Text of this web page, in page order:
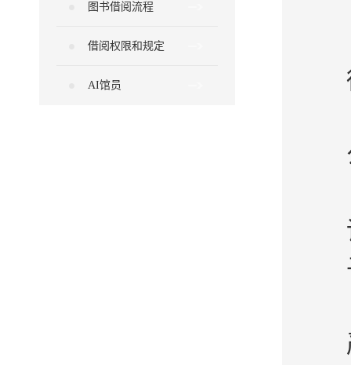
图书借阅流程
借阅权限和规定
AI馆员